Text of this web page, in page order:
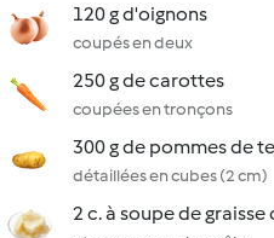
120 g d'oignons
coupés en deux
250 g de carottes
coupées en tronçons
300 g de pommes de
détaillées en cubes (2 cm)
2 c. à soupe de graisse